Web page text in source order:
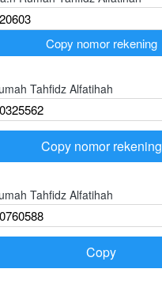
`
Copy nomor rekening
Tahfidz Alfatihah
`
Copy nomor rekening
Tahfidz Alfatihah
`
Copy